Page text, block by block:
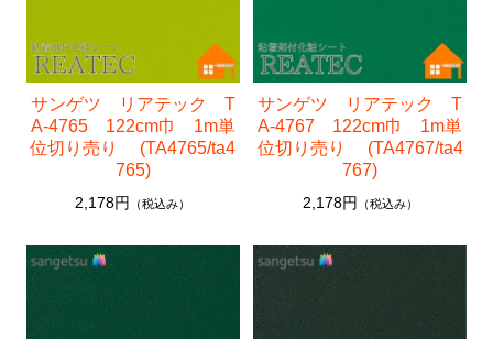
サンゲツ リアテック T
A-4765 122cm巾 1m単
位切り売り (TA4765/ta4
765)
2,178円 （税込み）
サンゲツ リアテック T
A-4767 122cm巾 1m単
位切り売り (TA4767/ta4
767)
2,178円 （税込み）